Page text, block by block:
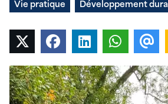
Vie pratique Développement